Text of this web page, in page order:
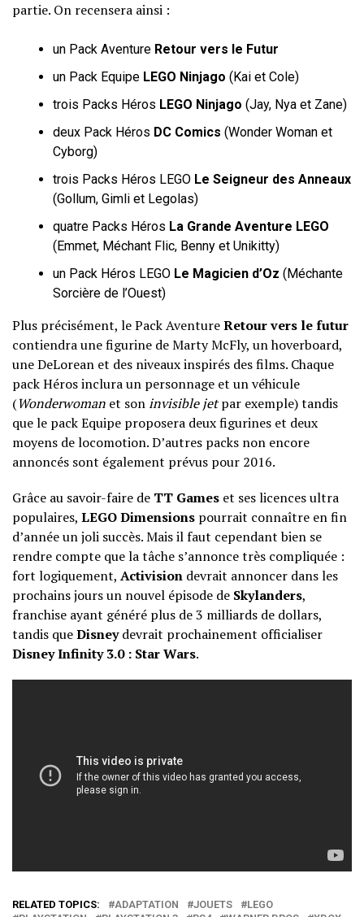
partie. On recensera ainsi :
un Pack Aventure Retour vers le Futur
un Pack Equipe LEGO Ninjago (Kai et Cole)
trois Packs Héros LEGO Ninjago (Jay, Nya et Zane)
deux Pack Héros DC Comics (Wonder Woman et
Cyborg)
trois Packs Héros LEGO Le Seigneur des Anneaux
(Gollum, Gimli et Legolas)
quatre Packs Héros La Grande Aventure LEGO
(Emmet, Méchant Flic, Benny et Unikitty)
un Pack Héros LEGO Le Magicien d’Oz (Méchante
Sorcière de l’Ouest)
Plus précisément, le Pack AventureRetour vers le futur
contiendra une figurine de Marty McFly, un hoverboard,
une DeLorean et des niveaux inspirés des films. Chaque
pack Héros inclura un personnage et un véhicule
(Wonderwoman et soninvisible jetpar exemple) tandis
que le pack Equipe proposera deux figurines et deux
moyens de locomotion. D’autres packs non encore
annoncés sont également prévus pour 2016.
Grâce au savoir-faire de TT Games et ses licences ultra
populaires, LEGO Dimensions pourrait connaître en fin
d’année un joli succès. Mais il faut cependant bien se
rendre compte que la tâche s’annonce très compliquée :
fort logiquement, Activision devrait annoncer dans les
prochains jours un nouvel épisode de Skylanders,
franchise ayant généré plus de 3 milliards de dollars,
tandis queDisneydevrait prochainement officialiser
Disney Infinity 3.0 : Star Wars.
RELATED TOPICS: ADAPTATION JOUETS
LEGO